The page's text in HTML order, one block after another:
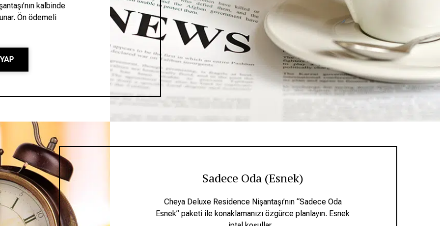
kalbinde
Ön ödemeli
Sadece Oda (Esnek)
Cheya Deluxe Residence Nişantaşı’nın “Sadece Oda
Esnek” paketi ile konaklamanızı özgürce planlayın. Esnek